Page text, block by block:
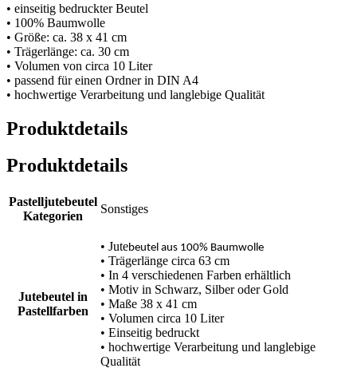
• einseitig bedruckter Beutel
• 100% Baumwolle
• Größe: ca. 38 x 41 cm
• Trägerlänge: ca. 30 cm
• Volumen von circa 10 Liter
• passend für einen Ordner in DIN A4
• hochwertige Verarbeitung und langlebige Qualität
Produktdetails
Produktdetails
Pastelljutebeutel
Kategorien
Sonstiges
Jutebeutel in
Pastellfarben
• Jutebeutel aus 100% Baumwolle
• Trägerlänge circa 63 cm
• In 4 verschiedenen Farben erhältlich
• Motiv in Schwarz, Silber oder Gold
• Maße 38 x 41 cm
• Volumen circa 10 Liter
• Einseitig bedruckt
• hochwertige Verarbeitung und langlebige
Qualität